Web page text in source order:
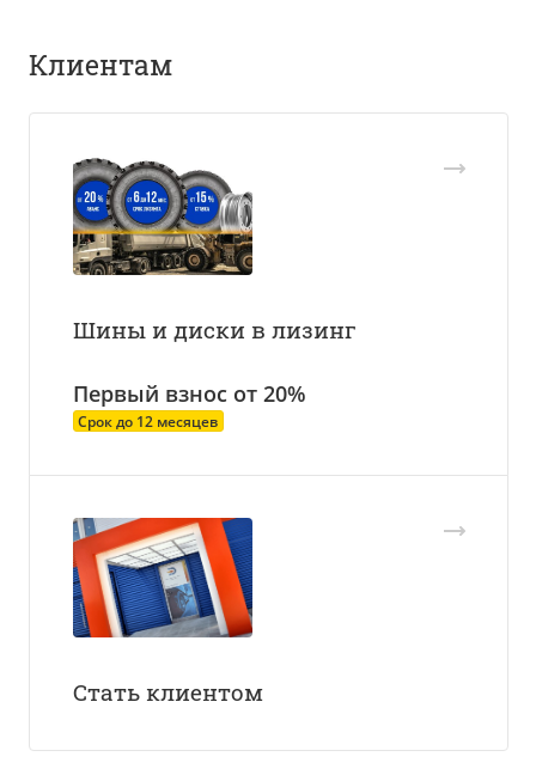
Клиентам
Шины и диски в лизинг
Первый взнос от 20%
Срок до 12 месяцев
Стать клиентом